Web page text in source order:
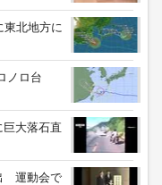
東北地方に
ノロ台
巨大落石直
運動会で